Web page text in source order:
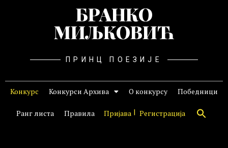
БРАНКО
МИЉКОВИЋ
ПРИНЦ ПОЕЗИЈЕ
Конкурс Конкурси Архива О конкурсу Победници
Ранг листа Правила Пријава Регистрација